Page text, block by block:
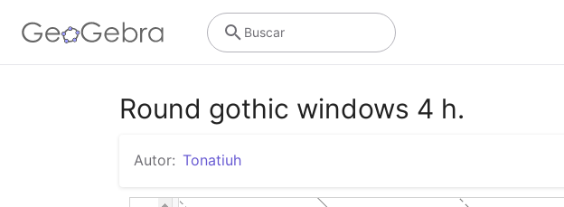
Buscar
Round gothic windows 4 h.
Autor: Tonatiuh